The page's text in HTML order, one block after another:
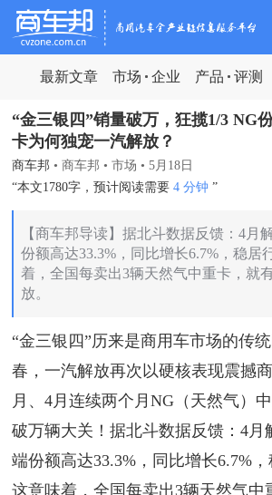
最新文章 市场 企业 产品 评测
“金三银四”销量破万，狂揽1/3 NG
卡为何独宠一汽解放？
商车邦 • 商车邦 • 市场 • 5月18日
“本文1780字，预计阅读需要4 分钟”
【商车邦导读】据北斗数据反馈：4月
份额高达33.3%，同比增长6.7%，稳居
着，全国每卖出3辆天然气中重卡，就
放。
“金三银四”历来是商用车市场的传
春，一汽解放再次以硬核表现震撼
月、4月连续两个月NG（天然气）
破万辆大关！据北斗数据反馈：4月
端份额高达33.3%，同比增长6.7%，
这意味着，全国每卖出3辆天然气中